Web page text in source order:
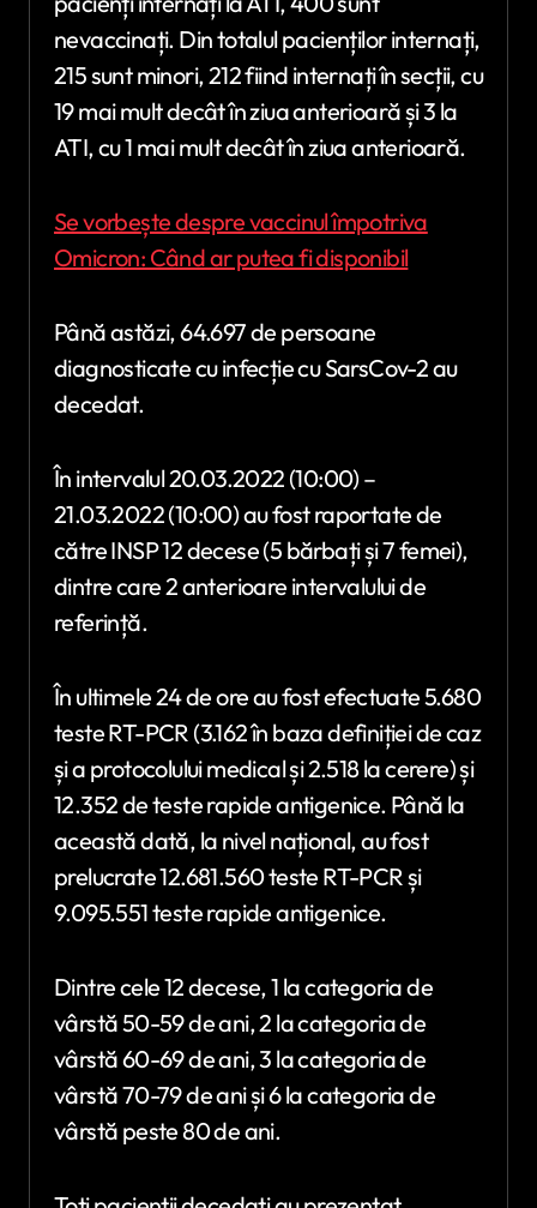
nevaccinați. Din totalul pacienților internați,
215 sunt minori, 212 fiind internați în secții, cu
19 mai mult decât în ziua anterioară și 3 la
ATI, cu 1 mai mult decât în ziua anterioară.
Se vorbește despre vaccinul împotriva
Omicron: Când ar putea fi disponibil
Până astăzi, 64.697 de persoane
diagnosticate cu infecție cu SarsCov-2 au
decedat.
În intervalul 20.03.2022 (10:00) –
21.03.2022 (10:00) au fost raportate de
către INSP 12 decese (5 bărbați și 7 femei),
dintre care 2 anterioare intervalului de
referință.
În ultimele 24 de ore au fost efectuate 5.680
teste RT-PCR (3.162 în baza definiției de caz
și a protocolului medical și 2.518 la cerere) și
12.352 de teste rapide antigenice. Până la
această dată, la nivel național, au fost
prelucrate 12.681.560 teste RT-PCR și
9.095.551 teste rapide antigenice.
Dintre cele 12 decese, 1 la categoria de
vârstă 50-59 de ani, 2 la categoria de
vârstă 60-69 de ani, 3 la categoria de
vârstă 70-79 de ani și 6 la categoria de
vârstă peste 80 de ani.